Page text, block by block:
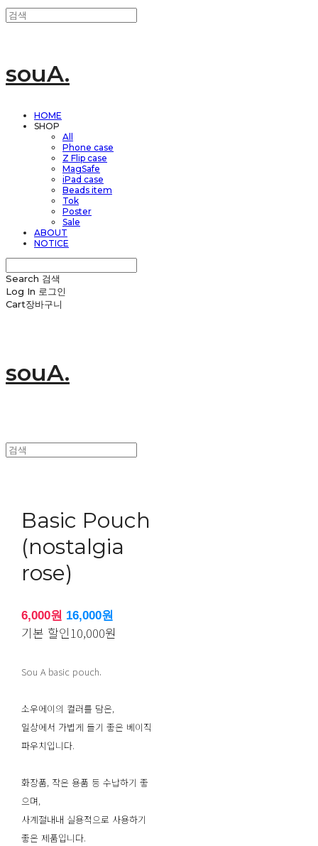
souA.
HOME
SHOP
All
Phone case
Z Flip case
MagSafe
iPad case
Beads item
Tok
Poster
Sale
ABOUT
NOTICE
Search 검색
Log In 로그인
Cart장바구니
souA.
Basic Pouch
(nostalgia
rose)
6,000원 16,000원
기본 할인10,000원
Sou A basic pouch.
소우에이의 컬러를 담은,
일상에서 가볍게 들기 좋은 베이직
파우치입니다.
화장품, 작은 용품 등 수납하기 좋
으며,
사계절내내 실용적으로 사용하기
좋은 제품입니다.